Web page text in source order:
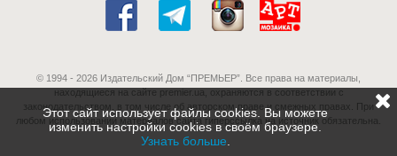
© 1994 - 2026 Издательский Дом “ПРЕМЬЕР”. Все права на материалы,
находящиеся на сайте premier.ua, охраняются в соответствии с
законодательством, в том числе об авторском праве и смежных правах. При
любом использовании материалов сайта гиперссылка на источник обязательна.
Этот сайт использует файлы cookies. Вы можете
изменить настройки cookies в своём браузере.
Узнать больше